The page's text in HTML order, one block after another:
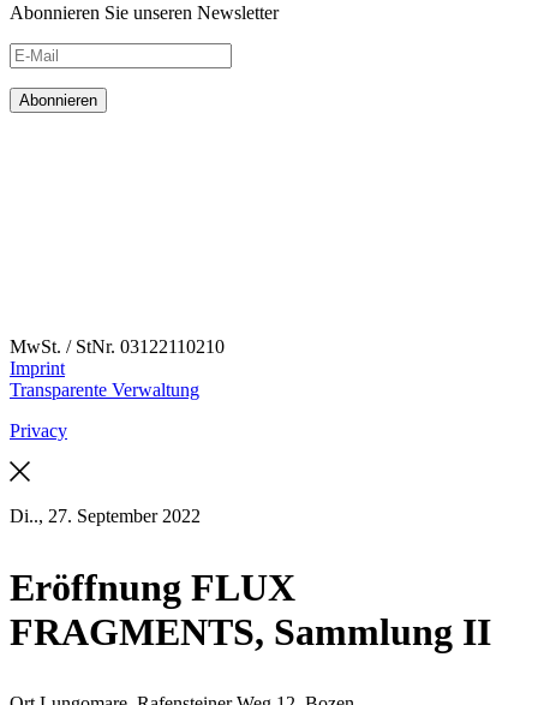
Abonnieren Sie unseren Newsletter
MwSt. / StNr. 03122110210
Imprint
Transparente Verwaltung
Privacy
Di.., 27. September 2022
Eröffnung FLUX
FRAGMENTS, Sammlung II